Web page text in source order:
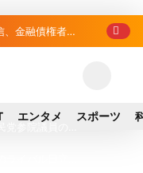
、金融債権者リ
エンタメ スポーツ